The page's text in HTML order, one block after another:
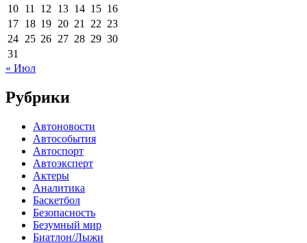
10 11 12 13 14 15 16
17 18 19 20 21 22 23
24 25 26 27 28 29 30
31
« Июл
Рубрики
Автоновости
Автособытия
Автоспорт
Автоэксперт
Актеры
Аналитика
Баскетбол
Безопасность
Безумный мир
Биатлон/Лыжи